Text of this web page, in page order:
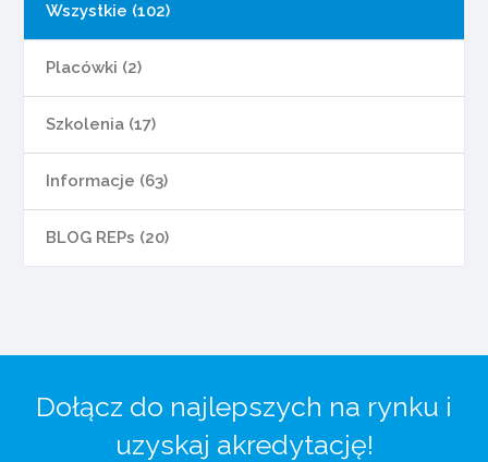
Wszystkie (102)
Placówki (2)
Szkolenia (17)
Informacje (63)
BLOG REPs (20)
Dołącz do najlepszych na rynku i
uzyskaj akredytację!